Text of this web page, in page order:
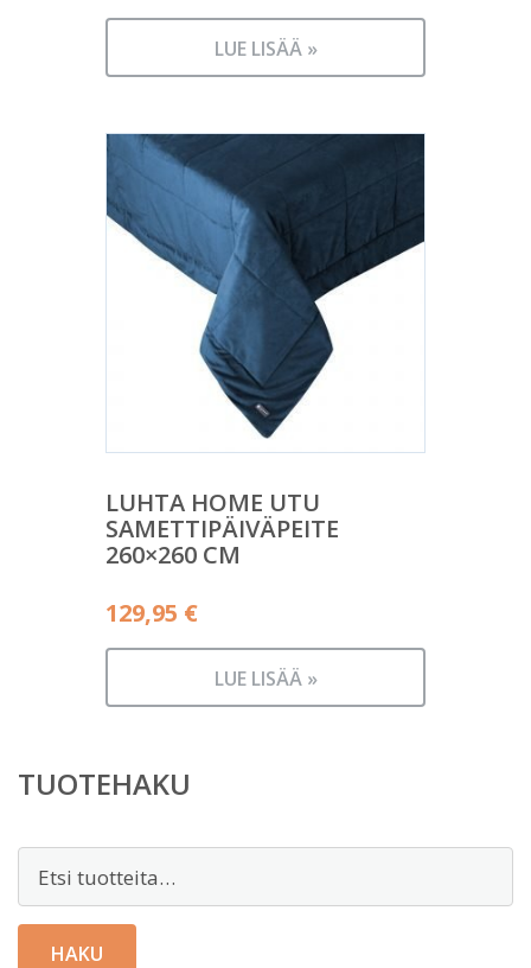
LUE LISÄÄ »
LUHTA HOME UTU
SAMETTIPÄIVÄPEITE
260×260 CM
129,95 €
LUE LISÄÄ »
TUOTEHAKU
HAKU